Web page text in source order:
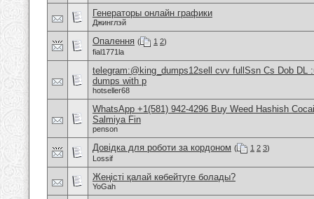
Генераторы онлайн графики
Джинглэй
Опалення ( 1 2)
fial1771la
telegram:@king_dumps12sell cvv fullSsn Cs Dob DL
dumps with p
hotseller68
WhatsApp +1(581) 942-4296 Buy Weed Hashish
Salmiya Fin
penson
Довідка для роботи за кордоном ( 1 2 3)
Lossif
Жеңісті қалай көбейтуге болады?
YoGah